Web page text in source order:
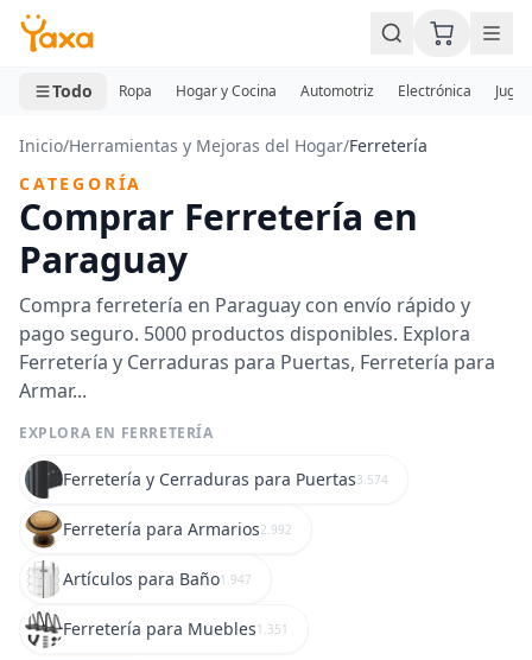
MINI CARRITO
0 productos
Todo Ropa Hogar y Cocina Automotriz Electrónica
Inicio/Herramientas y Mejoras del Hogar/Ferretería
CATEGORÍA
Comprar Ferretería en
Paraguay
Compra ferretería en Paraguay con envío rápido y
pago seguro. 5000 productos disponibles. Explora
Ferretería y Cerraduras para Puertas, Ferretería para
Armar...
EXPLORA EN FERRETERÍA
Ferretería y Cerraduras para Puertas3.574
Ferretería para Armarios2.992
Artículos para Baño1.947
Ferretería para Muebles1.351